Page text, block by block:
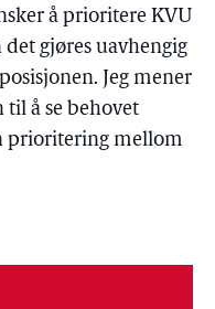
å prioritere KVU
gjøres uavhengig
Jeg mener
å se behovet
prioritering mellom